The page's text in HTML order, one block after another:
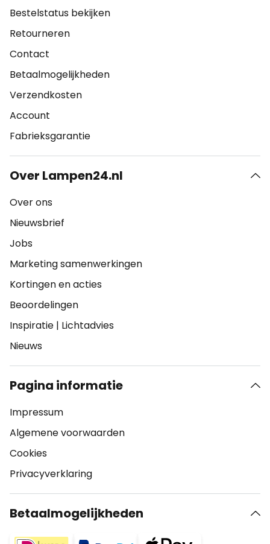
Bestelstatus bekijken
Retourneren
Contact
Betaalmogelijkheden
Verzendkosten
Account
Fabrieksgarantie
Over Lampen24.nl
Over ons
Nieuwsbrief
Jobs
Marketing samenwerkingen
Kortingen en acties
Beoordelingen
Inspiratie | Lichtadvies
Nieuws
Pagina informatie
Impressum
Algemene voorwaarden
Cookies
Privacyverklaring
Betaalmogelijkheden